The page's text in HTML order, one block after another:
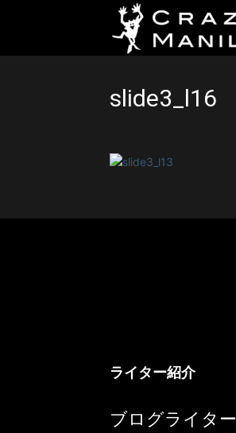
slide3_l16
ライター紹介
ブログライター